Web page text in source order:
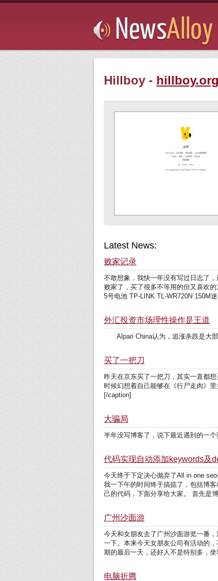
Hillboy - hillboy.org
Latest News:
败家记录
不敢想象，我快一年没有写过日志了
败家了，买了很多不等用的但又喜欢
5号电池 TP-LINK TL-WR720N 150M
外汇投资市场理性操作是王道
Alpari China认为，追涨杀跌是大部
买了一把刀
昨天在京东买了一把刀，其实一直都
时候幻想着自己能够在《行尸走肉》
[/caption]
大骗局
半年没写博客了，说下最近遇到的一
代码实现自动添加keywords及
今天终于下定决心抛弃了All in one
我一下午的时间终于搞掂了，包括博
己的代码，下面分享给大家。 首先是
广州沙面游
今天和女朋友去了广州沙面游览一番
一下。本来今天女朋友公司有活动的
期的最后一天，还好人不是特别多，
电脑折腾